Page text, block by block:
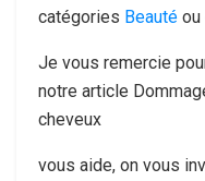
catégories Beauté ou
Je vous remercie
notre article
cheveux
vous aide, on vous